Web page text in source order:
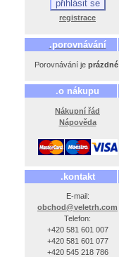
registrace
.porovnávání
Porovnávání je prázdné
.o nákupu
Nákupní řád
Nápověda
.kontakt
E-mail:
obchod@veletrh.com
Telefon:
+420 581 601 007
+420 581 601 077
+420 545 218 786